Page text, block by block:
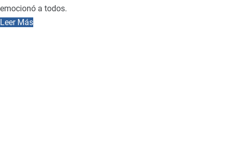
emocionó a todos.
Leer Más